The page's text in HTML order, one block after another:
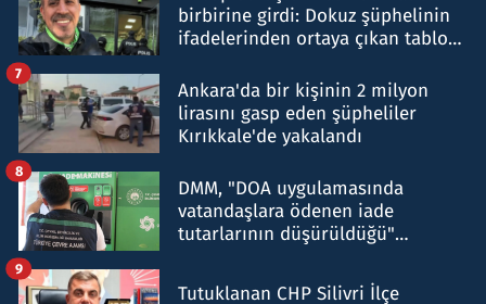
birbirine girdi: Dokuz şüphelinin
ifadelerinden ortaya çıkan tablo
Ankara'da bir kişinin 2 milyon
lirasını gasp eden şüpheliler
Kırıkkale'de yakalandı
7
DMM, "DOA uygulamasında
vatandaşlara ödenen iade
tutarlarının düşürüldüğü"
8
Tutuklanan CHP Silivri İlçe
9